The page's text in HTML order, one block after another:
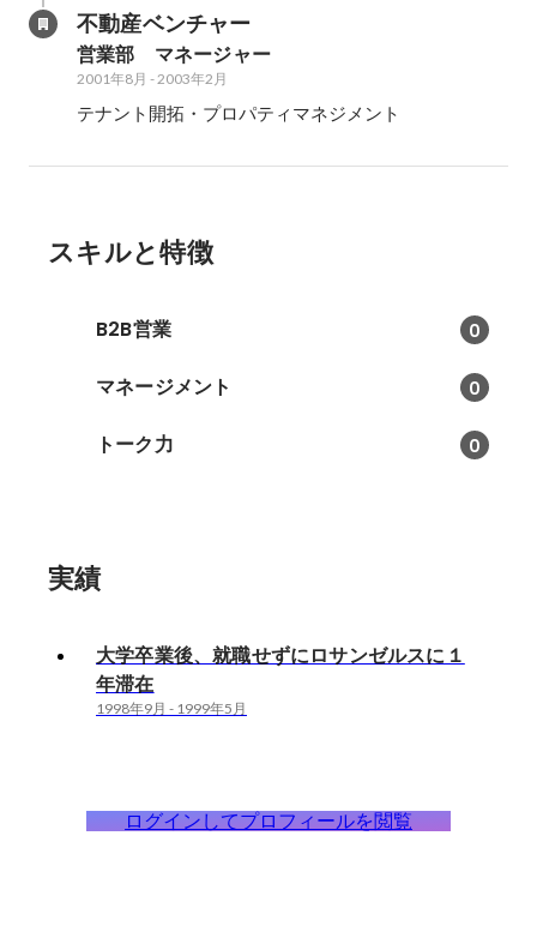
不動産ベンチャー
営業部　マネージャー
2001年8月 -2003年2月
テナント開拓・プロパティマネジメント
スキルと特徴
B2B営業 0
マネージメント 0
トーク力 0
実績
大学卒業後、就職せずにロサンゼルスに１
年滞在
1998年9月 - 1999年5月
ログインしてプロフィールを閲覧